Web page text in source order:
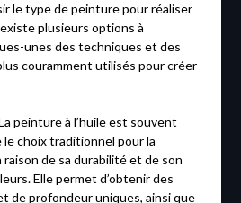
le type de peinture pour réaliser
plusieurs options à
unes des techniques et des
couramment utilisés pour créer
peinture à l’huile est souvent
le choix traditionnel pour la
de sa durabilité et de son
Elle permet d’obtenir des
de profondeur uniques, ainsi que